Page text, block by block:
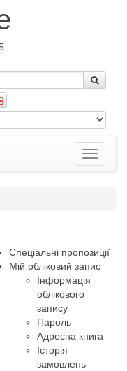
Toggle
Спеціальні пропозиції
Мій обліковий запис
Інформація
облікового
запису
Пароль
Адресна книга
Історія
замовлень